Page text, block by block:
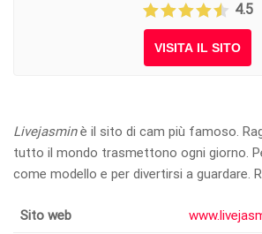
4.5
VISITA IL SITO
Livejasminè il sito di cam più famoso.
tutto il mondo trasmettono ogni giorno.
come modello e per divertirsi a guardare.
Sito web